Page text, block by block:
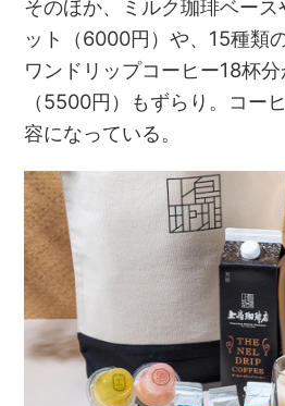
そのほか、ミルク珈琲ベー
ット（6000円）や、15種類
ワンドリップコーヒー18杯
（5500円）もずらり。コー
容になっている。